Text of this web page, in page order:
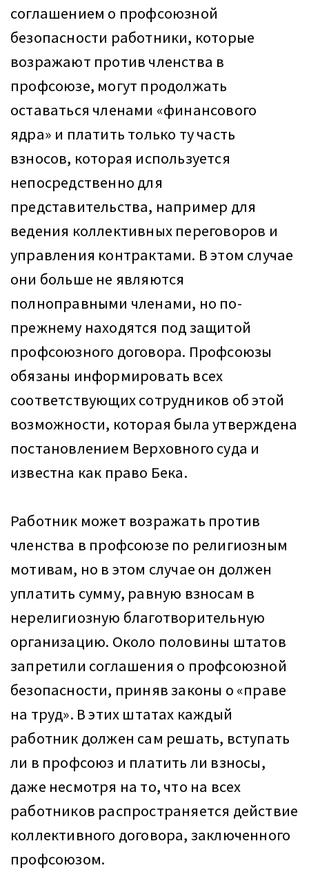
соглашением о профсоюзной
безопасности работники, которые
возражают против членства в
профсоюзе, могут продолжать
оставаться членами «финансового
ядра» и платить только ту часть
взносов, которая используется
непосредственно для
представительства, например для
ведения коллективных переговоров и
управления контрактами. В этом случае
они больше не являются
полноправными членами, но по-
прежнему находятся под защитой
профсоюзного договора. Профсоюзы
обязаны информировать всех
соответствующих сотрудников об этой
возможности, которая была утверждена
постановлением Верховного суда и
известна как право Бека.
Работник может возражать против
членства в профсоюзе по религиозным
мотивам, но в этом случае он должен
уплатить сумму, равную взносам в
нерелигиозную благотворительную
организацию. Около половины штатов
запретили соглашения о профсоюзной
безопасности, приняв законы о «праве
на труд». В этих штатах каждый
работник должен сам решать, вступать
ли в профсоюз и платить ли взносы,
даже несмотря на то, что на всех
работников распространяется действие
коллективного договора, заключенного
профсоюзом.